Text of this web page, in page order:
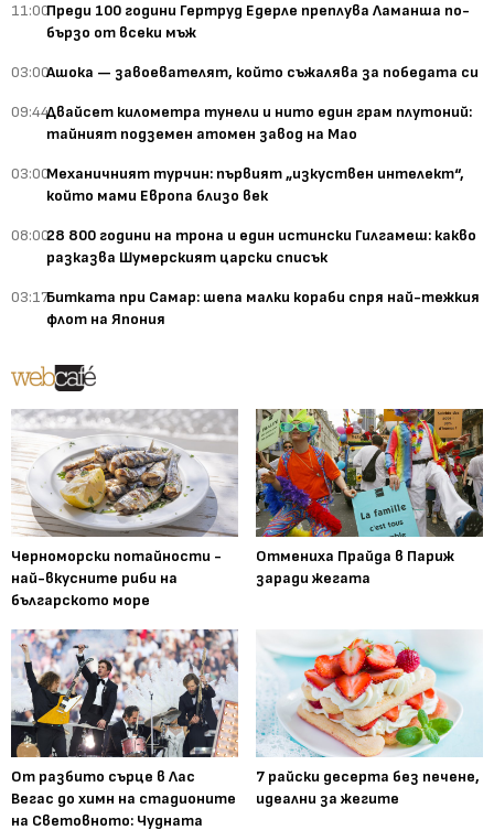
11:00Преди 100 години Гертруд Едерле преплува Ламанша по-
бързо от всеки мъж
03:00Ашока — завоевателят, който съжалява за победата си
09:44Двайсет километра тунели и нито един грам плутоний:
тайният подземен атомен завод на Мао
03:00Механичният турчин: първият „изкуствен интелект“,
който мами Европа близо век
08:0028 800 години на трона и един истински Гилгамеш: какво
разказва Шумерският царски списък
03:17Битката при Самар: шепа малки кораби спря най-тежкия
флот на Япония
Черноморски потайности -
най-вкусните риби на
българското море
Отмениха Прайда в Париж
заради жегата
От разбито сърце в Лас
Вегас до химн на стадионите
на Световното: Чудната
7 райски десерта без печене,
идеални за жегите